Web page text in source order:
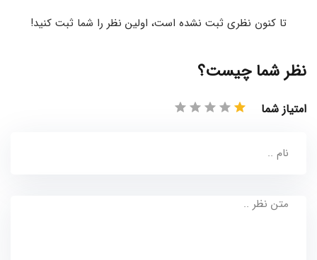
تا کنون نظری ثبت نشده است، اولین نظر را شما ثبت کنید!
نظر شما چیست؟
امتیاز شما